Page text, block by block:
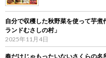
自分で収穫した秋野菜を使って芋
ランドむさしの村」
2025年11月4日
春だけじゃもったいないさくらの名